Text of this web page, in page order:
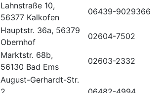
Lahnstraße 10,
56377 Kalkofen
06439-9029366
Hauptstr. 36a, 56379
Obernhof
02604-7502
Marktstr. 68b,
56130 Bad Ems
02603-2332
August-Gerhardt-Str.